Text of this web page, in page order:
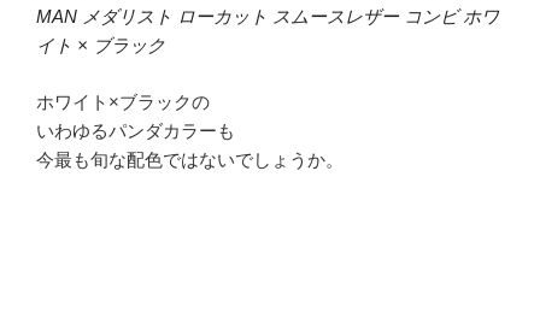
MAN メダリスト ローカット スムースレザー コンビ ホワ
イト × ブラック
ホワイト×ブラックの
いわゆるパンダカラーも
今最も旬な配色ではないでしょうか。